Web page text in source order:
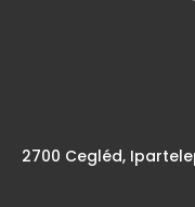
2700 Cegléd,